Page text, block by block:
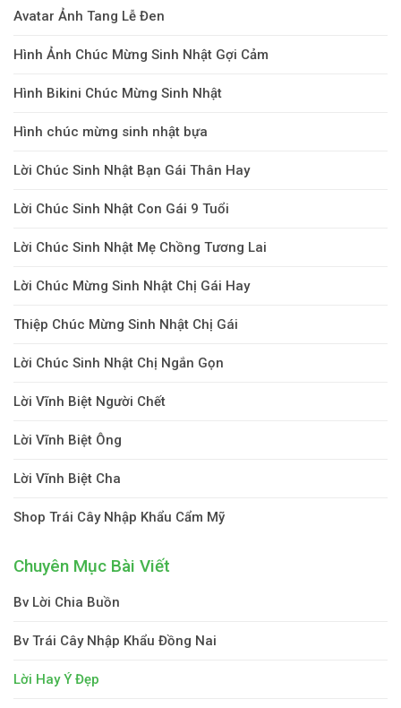
Avatar Ảnh Tang Lễ Đen
Hình Ảnh Chúc Mừng Sinh Nhật Gợi Cảm
Hình Bikini Chúc Mừng Sinh Nhật
Hình chúc mừng sinh nhật bựa
Lời Chúc Sinh Nhật Bạn Gái Thân Hay
Lời Chúc Sinh Nhật Con Gái 9 Tuổi
Lời Chúc Sinh Nhật Mẹ Chồng Tương Lai
Lời Chúc Mừng Sinh Nhật Chị Gái Hay
Thiệp Chúc Mừng Sinh Nhật Chị Gái
Lời Chúc Sinh Nhật Chị Ngắn Gọn
Lời Vĩnh Biệt Người Chết
Lời Vĩnh Biệt Ông
Lời Vĩnh Biệt Cha
Shop Trái Cây Nhập Khẩu Cẩm Mỹ
Chuyên Mục Bài Viết
Bv Lời Chia Buồn
Bv Trái Cây Nhập Khẩu Đồng Nai
Lời Hay Ý Đẹp